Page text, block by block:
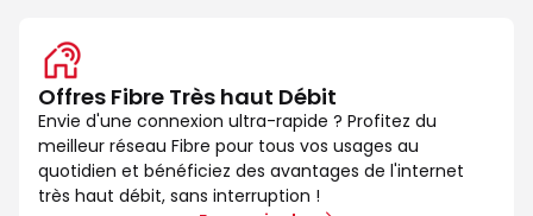
Offres Fibre Très haut Débit
Envie d'une connexion ultra-rapide ? Profitez du
meilleur réseau Fibre pour tous vos usages au
quotidien et bénéficiez des avantages de l'internet
très haut débit, sans interruption !